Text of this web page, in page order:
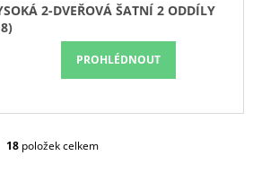
2-DVEŘOVÁ ŠATNÍ 2 ODDÍLY
PROHLÉDNOUT
O
18položek celkem